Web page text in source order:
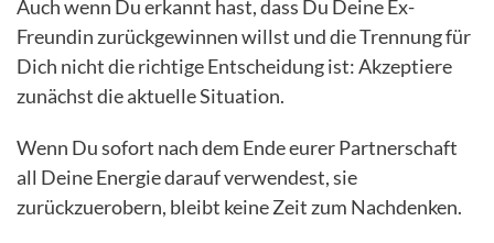
Auch wenn Du erkannt hast, dass Du Deine Ex-
Freundin zurückgewinnen willst und die Trennung für
Dich nicht die richtige Entscheidung ist: Akzeptiere
zunächst die aktuelle Situation.
Wenn Du sofort nach dem Ende eurer Partnerschaft
all Deine Energie darauf verwendest, sie
zurückzuerobern, bleibt keine Zeit zum Nachdenken.